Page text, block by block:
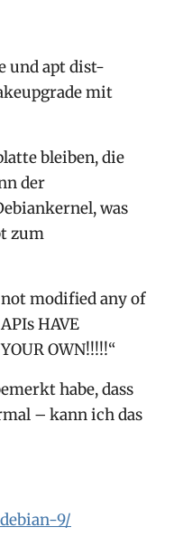
und apt dist-
mit
bleiben, die
der
was
zum
modified any of
HAVE
OWN!!!!!“
habe, dass
– kann ich das
9/